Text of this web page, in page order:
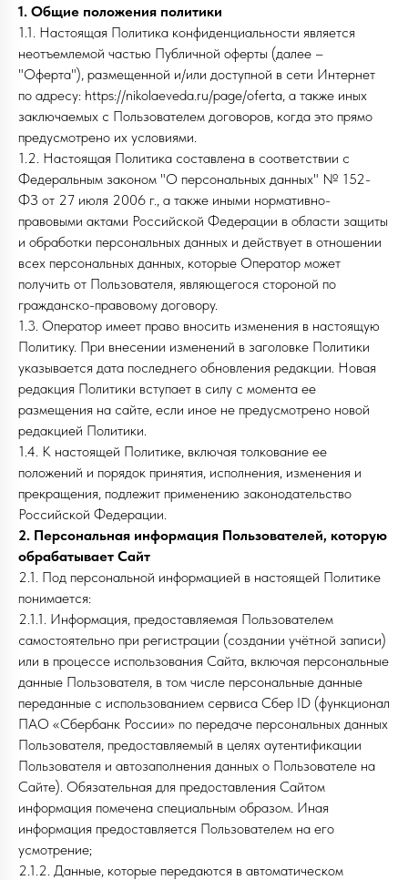
1. Общие положения политики
1.1. Настоящая Политика конфиденциальности является
неотъемлемой частью Публичной оферты (далее –
"Оферта"), размещенной и/или доступной в сети Интернет
по адресу: https://nikolaeveda.ru/page/oferta, а также иных
заключаемых с Пользователем договоров, когда это прямо
предусмотрено их условиями.
1.2. Настоящая Политика составлена в соответствии с
Федеральным законом "О персональных данных" № 152-
ФЗ от 27 июля 2006 г., а также иными нормативно-
правовыми актами Российской Федерации в области защиты
и обработки персональных данных и действует в отношении
всех персональных данных, которые Оператор может
получить от Пользователя, являющегося стороной по
гражданско-правовому договору.
1.3. Оператор имеет право вносить изменения в настоящую
Политику. При внесении изменений в заголовке Политики
указывается дата последнего обновления редакции. Новая
редакция Политики вступает в силу с момента ее
размещения на сайте, если иное не предусмотрено новой
редакцией Политики.
1.4. К настоящей Политике, включая толкование ее
положений и порядок принятия, исполнения, изменения и
прекращения, подлежит применению законодательство
Российской Федерации.
2. Персональная информация Пользователей, которую
обрабатывает Сайт
2.1. Под персональной информацией в настоящей Политике
понимается:
2.1.1. Информация, предоставляемая Пользователем
самостоятельно при регистрации (создании учётной записи)
или в процессе использования Сайта, включая персональные
данные Пользователя, в том числе персональные данные
переданные с использованием сервиса Сбер ID (функционал
ПАО «Сбербанк России» по передаче персональных данных
Пользователя, предоставляемый в целях аутентификации
Пользователя и автозаполнения данных о Пользователе на
Сайте). Обязательная для предоставления Сайтом
информация помечена специальным образом. Иная
информация предоставляется Пользователем на его
усмотрение;
2.1.2. Данные, которые передаются в автоматическом